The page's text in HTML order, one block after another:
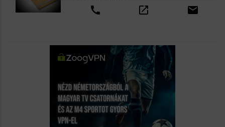
call open_in_new email